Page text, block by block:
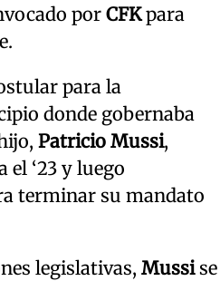
por CFKpara
para la
donde gobernaba
Patricio Mussi,
el ‘23 y luego
terminar su mandato
legislativas, Mussise